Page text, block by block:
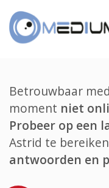
Betrouwbaar
moment niet
Probeer op een
Astrid te
antwoorden en